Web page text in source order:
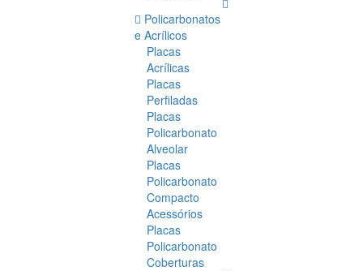
Policarbonatos
e Acrílicos
Placas
Acrílicas
Placas
Perfiladas
Placas
Policarbonato
Alveolar
Placas
Policarbonato
Compacto
Acessórios
Placas
Policarbonato
Coberturas